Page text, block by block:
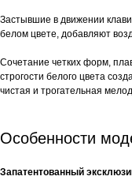
Застывшие в движении
белом цвете, добавляют
Сочетание четких форм,
строгости белого цвета
чистая и трогательная
Особенности
Запатентованный